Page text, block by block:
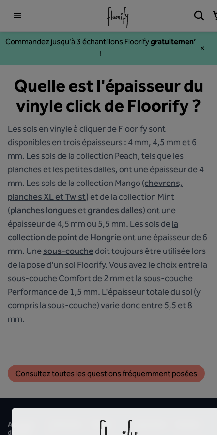
Commandez jusqu'à 3 échantillons Floorifygratuitement
!
Quelle est l'épaisseur du
vinyle click de Floorify ?
Les sols en vinyle à cliquer de Floorify sont
disponibles en trois épaisseurs : 4 mm, 4,5 mm et 6
mm. Les sols de la collection Peach, tels que les
planches et les petites dalles, ont une épaisseur de 4
mm. Les sols de la collection Mango(chevrons,
planches XL et Twist) et de la collection Mint
(planches longues etgrandes dalles) ont une
épaisseur de 4,5 mm ou 5,5 mm. Les sols dela
collection de point de Hongrieont une épaisseur de 6
mm. Unesous-couchedoit toujours être utilisée lors
de la pose d'un sol Floorify. Vous avez le choix entre la
sous-couche Comfort de 2 mm et la sous-couche
Performance de 1,5 mm. L'épaisseur totale du sol (y
compris la sous-couche) varie donc entre 5,5 et 8
mm.
Consultez toutes les questions fréquemment posées
A propos
de nous
Styles